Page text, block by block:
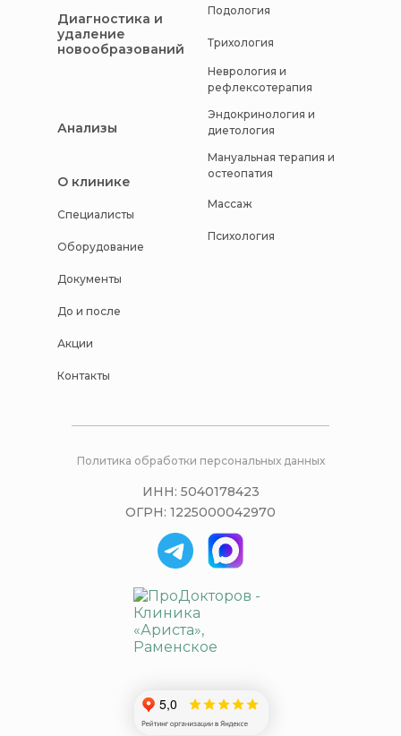
ИНН: 5040178423
ОГРН: 1225000042970
Анализы
О клинике
Диагностика и
удаление
новообразований
Мануальная терапия и
остеопатия
Специалисты
Политика обработки персональных данных
Оборудование
Подология
Документы
Трихология
Массаж
До и после
Неврология и
рефлексотерапия
Психология
Акции
Контакты
Эндокринология и
диетология